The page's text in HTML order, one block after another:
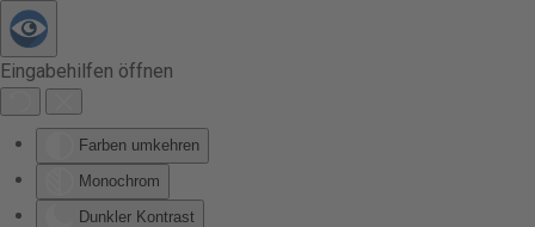
Eingabehilfen öffnen
Farben umkehren
Monochrom
Dunkler Kontrast
Zum Hauptinhalt springen